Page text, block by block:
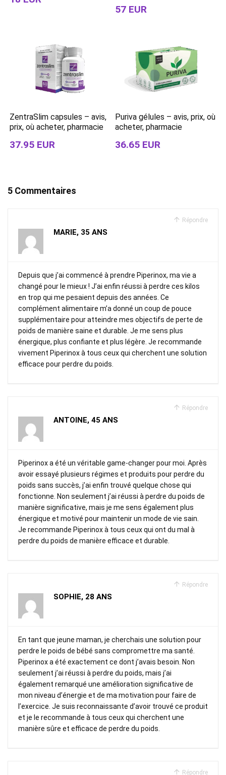
57 EUR
ZentraSlim capsules – avis,
prix, où acheter, pharmacie
37.95 EUR
Puriva gélules – avis, prix, où
acheter, pharmacie
36.65 EUR
5 Commentaires
Répondre
MARIE, 35 ANS
Depuis que j’ai commencé à prendre Piperinox, ma vie a
changé pour le mieux ! J’ai enfin réussi à perdre ces kilos
en trop qui me pesaient depuis des années. Ce
complément alimentaire m’a donné un coup de pouce
supplémentaire pour atteindre mes objectifs de perte de
poids de manière saine et durable. Je me sens plus
énergique, plus confiante et plus légère. Je recommande
vivement Piperinox à tous ceux qui cherchent une solution
efficace pour perdre du poids.
Répondre
ANTOINE, 45 ANS
Piperinox a été un véritable game-changer pour moi. Après
avoir essayé plusieurs régimes et produits pour perdre du
poids sans succès, j’ai enfin trouvé quelque chose qui
fonctionne. Non seulement j’ai réussi à perdre du poids de
manière significative, mais je me sens également plus
énergique et motivé pour maintenir un mode de vie sain.
Je recommande Piperinox à tous ceux qui ont du mal à
perdre du poids de manière efficace et durable.
Répondre
SOPHIE, 28 ANS
En tant que jeune maman, je cherchais une solution pour
perdre le poids de bébé sans compromettre ma santé.
Piperinox a été exactement ce dont j’avais besoin. Non
seulement j’ai réussi à perdre du poids, mais j’ai
également remarqué une amélioration significative de
mon niveau d’énergie et de ma motivation pour faire de
l’exercice. Je suis reconnaissante d’avoir trouvé ce produit
et je le recommande à tous ceux qui cherchent une
manière sûre et efficace de perdre du poids.
Répondre